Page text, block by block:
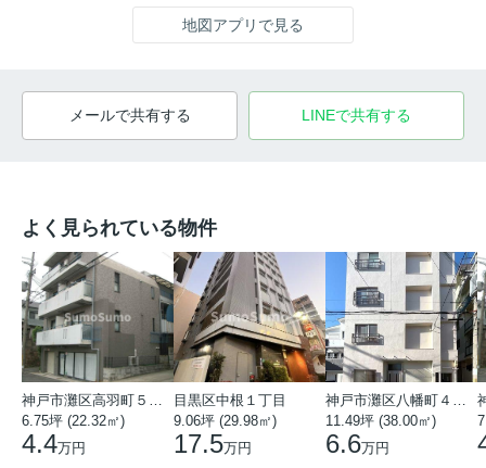
地図アプリで見る
メールで共有する LINEで共有する
よく見られている物件
6.75坪 (22.32㎡)
4.4万円
目黒区中根１丁目
9.06坪 (29.98㎡)
17.5万円
11.49坪 (38.00㎡)
6.6万円